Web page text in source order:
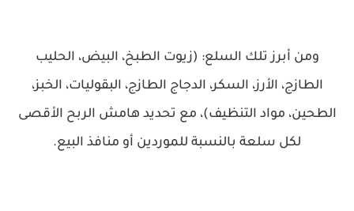
ومن أبرز تلك السلع: (زيوت الطبخ، البيض، الحليب
الطازج، الأرز، السكر، ‏الدجاج الطازج، البقوليات، الخبز،
الطحين، مواد التنظيف)، مع تحديد هامش ‏الربح الأقصى
لكل سلعة بالنسبة للموردين أو منافذ البيع‎.‎